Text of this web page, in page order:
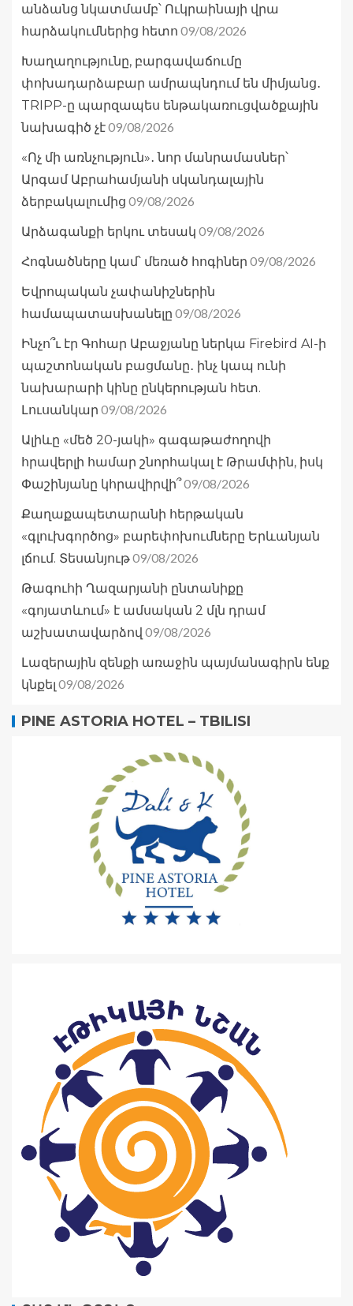
անձանց նկատմամբ՝ Ուկրաինայի վրա
հարձակումներից հետո 09/08/2026
Խաղաղությունը, բարգավաճումը
փոխադարձաբար ամրապնդում են միմյանց․
TRIPP-ը պարզապես ենթակառուցվածքային
նախագիծ չէ09/08/2026
«Ոչ մի առնչություն»․ նոր մանրամասներ՝
Արգամ Աբրահամյանի սկանդալային
ձերբակալումից 09/08/2026
Արձագանքի երկու տեսակ 09/08/2026
Հոգնածները կամ՝ մեռած հոգիներ 09/08/2026
Եվրոպական չափանիշներին
համապատասխանելը 09/08/2026
Ինչո՞ւ էր Գոհար Աբաջյանը ներկա Firebird AI-ի
պաշտոնական բացմանը․ ինչ կապ ունի
նախարարի կինը ընկերության հետ.
Լուսանկար 09/08/2026
Ալիևը «մեծ 20-յակի» գագաթաժողովի
հրավերլի համար շնորհակալ է Թրամփին, իսկ
Փաշինյանը կհրավիրվի՞09/08/2026
Քաղաքապետարանի հերթական
«գլուխգործոց» բարեփոխումները Երևանյան
լճում. Տեսանյութ09/08/2026
Թագուհի Ղազարյանի ընտանիքը
«գոյատևում» է ամսական 2 մլն դրամ
աշխատավարձով 09/08/2026
Լազերային զենքի առաջին պայմանագիրն ենք
կնքել 09/08/2026
PINE ASTORIA HOTEL – TBILISI